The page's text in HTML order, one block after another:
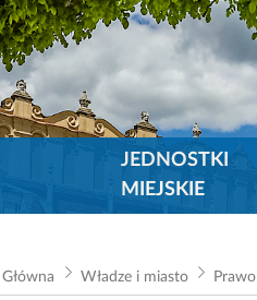
JEDNOSTKI
MIEJSKIE
Władze i miasto Prawo